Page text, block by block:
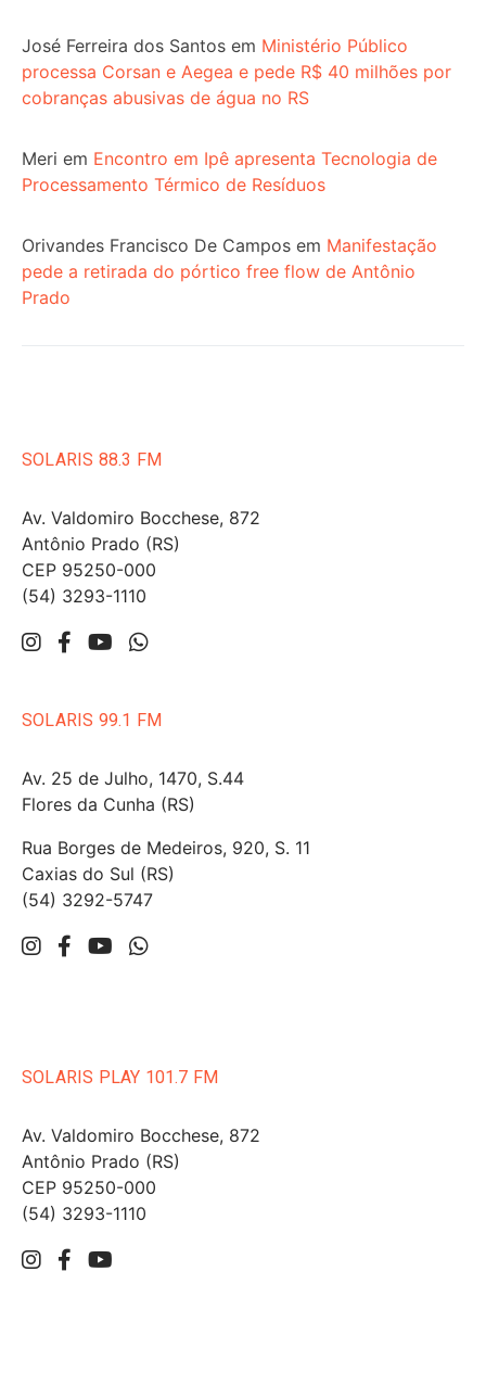
José Ferreira dos Santos em Ministério Público
processa Corsan e Aegea e pede R$ 40 milhões por
cobranças abusivas de água no RS
Meri em Encontro em Ipê apresenta Tecnologia de
Processamento Térmico de Resíduos
Orivandes Francisco De Campos em Manifestação
pede a retirada do pórtico free flow de Antônio
Prado
SOLARIS 88.3 FM
Av. Valdomiro Bocchese, 872
Antônio Prado (RS)
CEP 95250-000
(54) 3293-1110
SOLARIS 99.1 FM
Av. 25 de Julho, 1470, S.44
Flores da Cunha (RS)
Rua Borges de Medeiros, 920, S. 11
Caxias do Sul (RS)
(54) 3292-5747
SOLARIS PLAY 101.7 FM
Av. Valdomiro Bocchese, 872
Antônio Prado (RS)
CEP 95250-000
(54) 3293-1110